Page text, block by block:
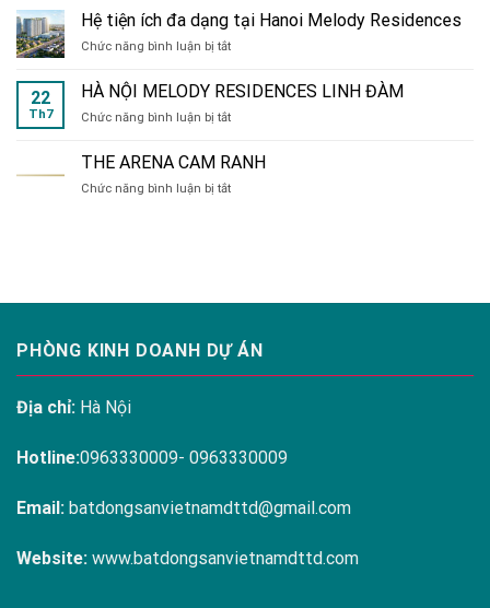
Xiển
ÁN
VLASTA
SẦM
Hệ tiện ích đa dạng tại Hanoi Melody Residences
Chức năng bình luận bị tắtở
tiện
ích
đa
tại
Melody
22
Th7
HÀ NỘI MELODY RESIDENCES LINH ĐÀM
Chức năng bình luận bị tắtở
NỘI
MELODY
RESIDENCES
THE ARENA CAM RANH
Chức năng bình luận bị tắtở
PHÒNG KINH DOANH DỰ ÁN
Địa chỉ: Hà Nội
Hotline:0963330009- 0963330009
Email: batdongsanvietnamdttd@gmail.com
Website: www.batdongsanvietnamdttd.com